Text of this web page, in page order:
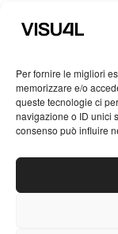
Per fornire le migliori
memorizzare e/o
queste tecnologie ci
navigazione o ID unici
consenso può influire
nostro sentire.
sprigiona la
La gioia è
diretta,